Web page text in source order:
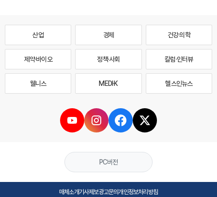
산업 경제 건강·의학
제약·바이오 정책·사회 칼럼·인터뷰
웰니스 MEDI·K 헬스인뉴스
PC버전
매체소개기사제보광고문의개인정보처리방침